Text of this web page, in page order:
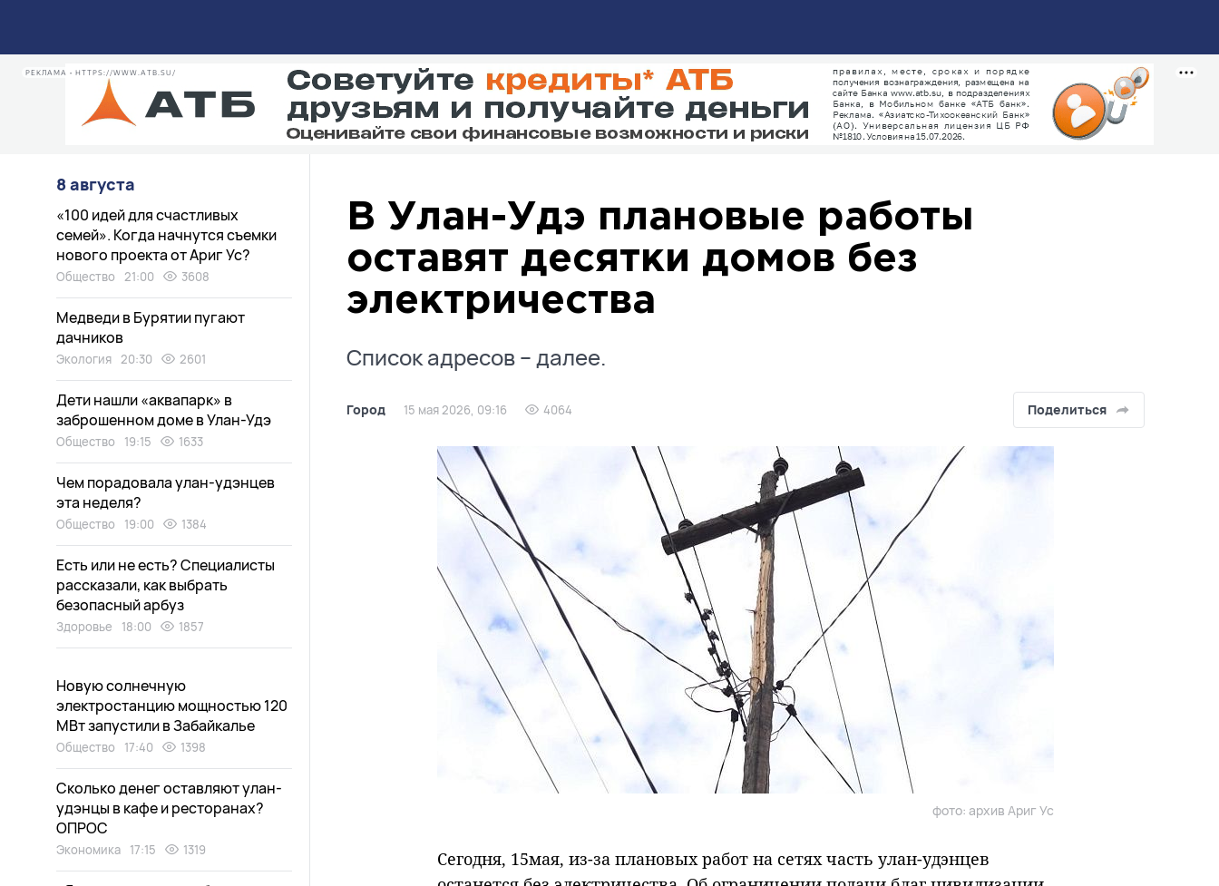
РЕКЛАМА • HTTPS://WWW.ATB.SU/
В Улан-Удэ плановые работы
оставят десятки домов без
электричества
Список адресов – далее.
Город 15 мая 2026, 09:16 4064 Поделиться
фото: архив Ариг Ус
Сегодня, 15мая, из-за плановых работ на сетях часть улан-удэнцев
8 августа
«100 идей для счастливых
семей». Когда начнутся съемки
нового проекта от Ариг Ус?
Общество 21:00 3608
Медведи в Бурятии пугают
дачников
Экология 20:30 2601
Дети нашли «аквапарк» в
заброшенном доме в Улан-Удэ
Общество 19:15 1633
Чем порадовала улан-удэнцев
эта неделя?
Общество 19:00 1384
Есть или не есть? Специалисты
рассказали, как выбрать
безопасный арбуз
Здоровье 18:00 1857
Новую солнечную
электростанцию мощностью 120
МВт запустили в Забайкалье
Общество 17:40 1398
Сколько денег оставляют улан-
удэнцы в кафе и ресторанах?
ОПРОС
Экономика 17:15 1319